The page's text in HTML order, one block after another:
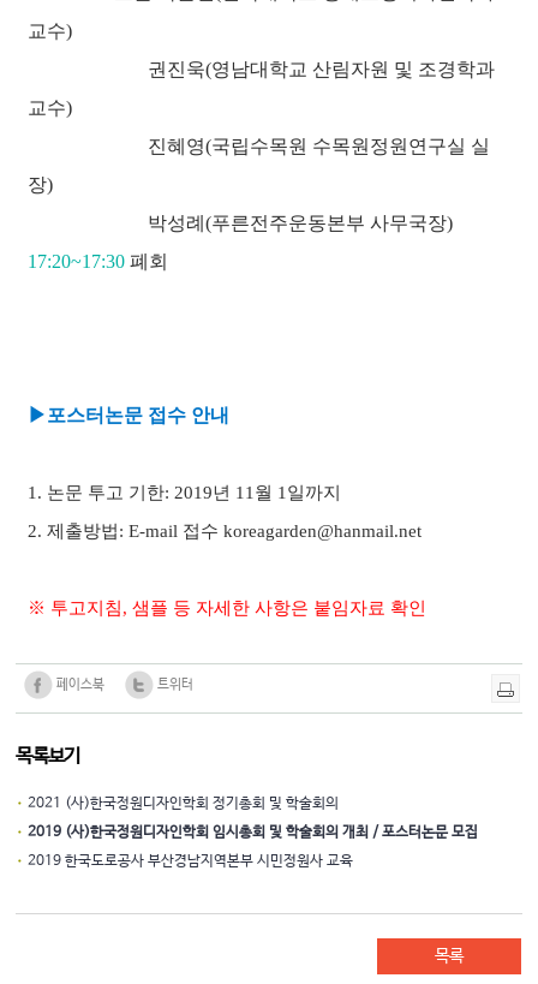
교수)
권진욱(영남대학교 산림자원 및 조경학과
교수)
진혜영(국립수목원 수목원정원연구실 실
장)
박성례(푸른전주운동본부 사무국장)
17:20~17:30 폐회
▶포스터논문 접수 안내
1. 논문 투고 기한: 2019년 11 월 1 일까지
2.제출방법: E-mail 접수koreagarden@hanmail.net
※ 투고지침,샘플 등 자세한 사항은 붙임자료 확인
페이스북 트위터
목록보기
·2021 (사)한국정원디자인학회 정기총회 및 학술회의
·2019 (사)한국정원디자인학회 임시총회 및 학술회의 개최 / 포스터논문 모집
·2019 한국도로공사 부산경남지역본부 시민정원사 교육
목록